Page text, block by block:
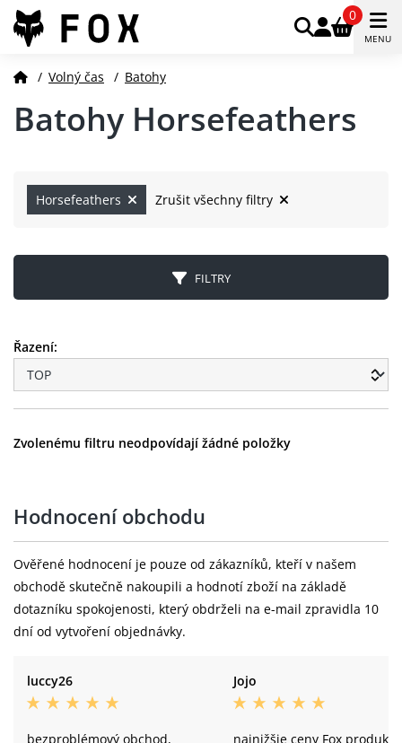
0
MENU
/ Volný čas / Batohy
Batohy Horsefeathers
Horsefeathers Zrušit všechny filtry
FILTRY
Řazení:
Zvolenému filtru neodpovídají žádné položky
Hodnocení obchodu
Ověřené hodnocení je pouze od zákazníků, kteří v našem
obchodě skutečně nakoupili a hodnotí zboží na základě
dotazníku spokojenosti, který obdrželi na e-mail zpravidla 10
dní od vytvoření objednávky.
luccy26
bezproblémový obchod,
Jojo
najnižšie ceny Fox